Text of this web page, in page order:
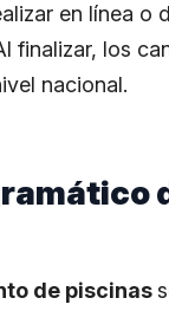
en línea
finalizar, los
nacional.
de piscinas